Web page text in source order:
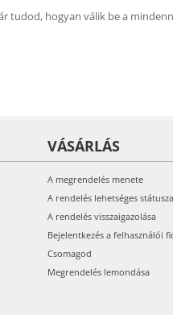
tudod, hogyan válik be a
VÁSÁRLÁS
A megrendelés menete
A rendelés lehetséges
A rendelés visszaigazolása
Bejelentkezés a felhasználói
Csomagod
Megrendelés lemondása